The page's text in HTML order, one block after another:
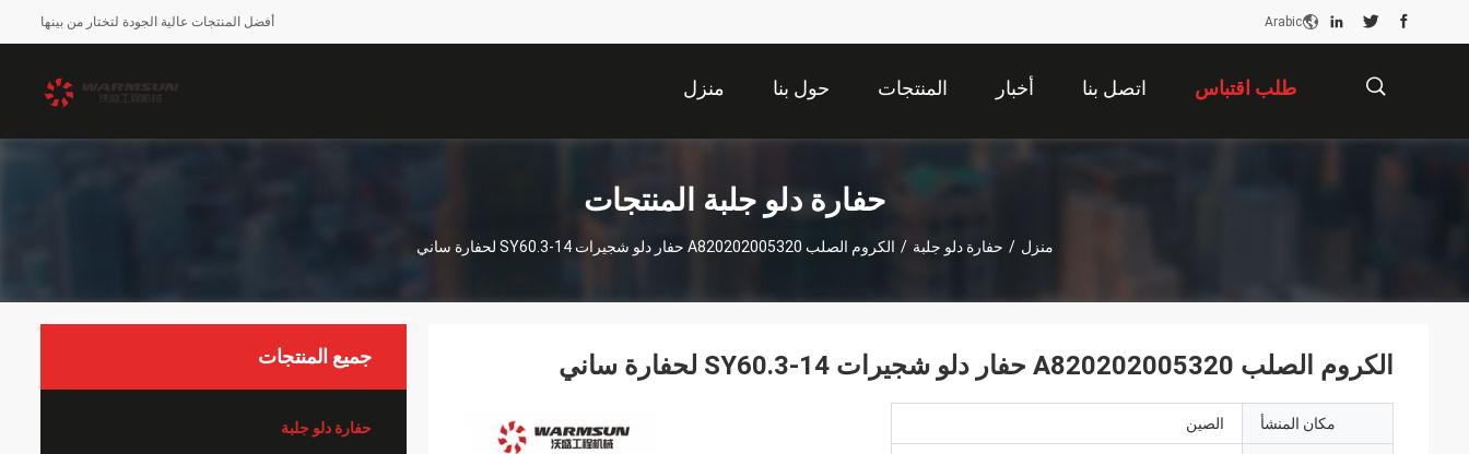
أفضل المنتجات عالية الجودة لتختار من بينها Arabic
منزل حول بنا المنتجات أخبار اتصل بنا طلب اقتباس
حفارة دلو جلبة المنتجات
منزل / حفارة دلو جلبة / الكروم الصلب A820202005320 حفار دلو شجيرات SY60.3-14 لحفارة ساني
جميع المنتجات
حفارة دلو جلبة
الكروم الصلب A820202005320 حفار دلو شجيرات SY60.3-14 لحفارة ساني
مكان المنشأ الصين